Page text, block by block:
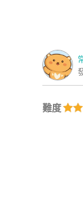
大專院校系列
IELTS 雅思
中級全民英檢
全民英檢實力養成
桌曆．月曆．行事曆
英語從頭學（英語
啟蒙～國小
職場·商
[閱讀]
難度